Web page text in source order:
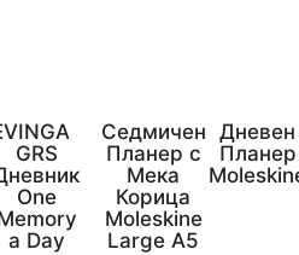
VINGA
GRS
One
a Day
Седмичен
Планер с
Мека
Корица
Moleskine
Large A5
Дневен
Планер